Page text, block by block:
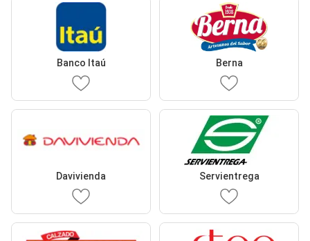
Banco Itaú Berna
Davivienda Servientrega